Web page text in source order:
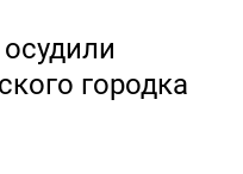
городка